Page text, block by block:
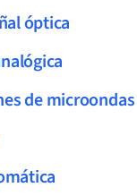
óptica
de microondas